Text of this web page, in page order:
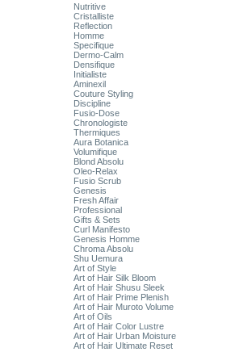
Nutritive
Cristalliste
Reflection
Homme
Specifique
Dermo-Calm
Densifique
Initialiste
Aminexil
Couture Styling
Discipline
Fusio-Dose
Chronologiste
Thermiques
Aura Botanica
Volumifique
Blond Absolu
Oleo-Relax
Fusio Scrub
Genesis
Fresh Affair
Professional
Gifts & Sets
Curl Manifesto
Genesis Homme
Chroma Absolu
Shu Uemura
Art of Style
Art of Hair Silk Bloom
Art of Hair Shusu Sleek
Art of Hair Prime Plenish
Art of Hair Muroto Volume
Art of Oils
Art of Hair Color Lustre
Art of Hair Urban Moisture
Art of Hair Ultimate Reset